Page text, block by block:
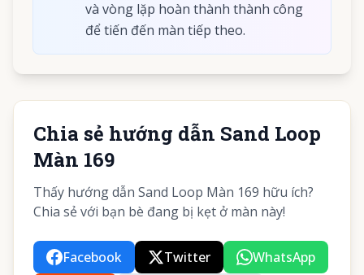
và vòng lặp hoàn thành thành công
để tiến đến màn tiếp theo.
Chia sẻ hướng dẫn Sand Loop
Màn 169
Thấy hướng dẫn Sand Loop Màn 169 hữu ích?
Chia sẻ với bạn bè đang bị kẹt ở màn này!
Facebook Twitter
WhatsApp